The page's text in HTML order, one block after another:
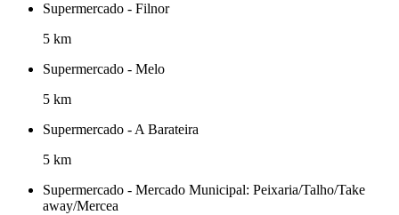
Supermercado - Filnor
5 km
Supermercado - Melo
5 km
Supermercado - A Barateira
5 km
Supermercado - Mercado Municipal: Peixaria/Talho/Take
away/Mercea